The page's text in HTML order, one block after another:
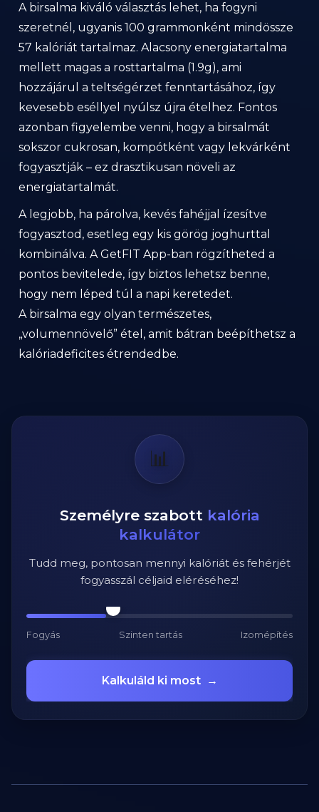
A birsalma kiváló választás lehet, ha fogyni
szeretnél, ugyanis 100 grammonként mindössze
57 kalóriát tartalmaz. Alacsony energiatartalma
mellett magas a rosttartalma (1.9g), ami
hozzájárul a teltségérzet fenntartásához, így
kevesebb eséllyel nyúlsz újra ételhez. Fontos
azonban figyelembe venni, hogy a birsalmát
sokszor cukrosan, kompótként vagy lekvárként
fogyasztják – ez drasztikusan növeli az
energiatartalmát.
A legjobb, ha párolva, kevés fahéjjal ízesítve
fogyasztod, esetleg egy kis görög joghurttal
kombinálva. A GetFIT App-ban rögzítheted a
pontos bevitelede, így biztos lehetsz benne,
hogy nem léped túl a napi keretedet.
A birsalma egy olyan természetes,
„volumennövelő” étel, amit bátran beépíthetsz a
kalóriadeficites étrendedbe.
📊
Személyre szabott kalória
kalkulátor
Tudd meg, pontosan mennyi kalóriát és fehérjét
fogyasszál céljaid eléréséhez!
Fogyás Szinten tartás Izomépítés
Kalkuláld ki most →